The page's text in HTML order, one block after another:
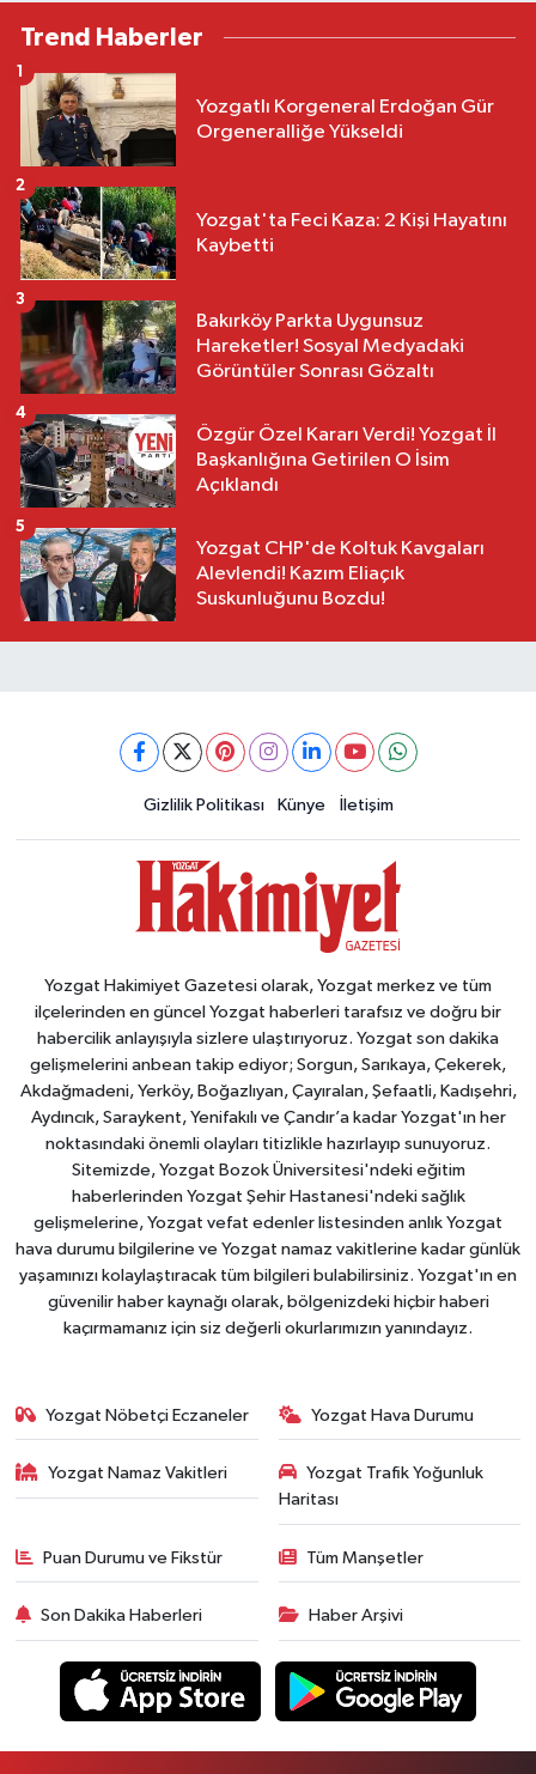
Trend Haberler
Yozgatlı Korgeneral Erdoğan Gür
Orgeneralliğe Yükseldi
1
Yozgat'ta Feci Kaza: 2 Kişi Hayatını
Kaybetti
2
Bakırköy Parkta Uygunsuz
Hareketler! Sosyal Medyadaki
Görüntüler Sonrası Gözaltı
3
Özgür Özel Kararı Verdi! Yozgat İl
Başkanlığına Getirilen O İsim
Açıklandı
4
Yozgat CHP'de Koltuk Kavgaları
Alevlendi! Kazım Eliaçık
Suskunluğunu Bozdu!
5
Gizlilik Politikası Künye İletişim
Yozgat Hakimiyet Gazetesi olarak, Yozgat merkez ve tüm
ilçelerinden en güncel Yozgat haberleri tarafsız ve doğru bir
habercilik anlayışıyla sizlere ulaştırıyoruz. Yozgat son dakika
gelişmelerini anbean takip ediyor; Sorgun, Sarıkaya, Çekerek,
Akdağmadeni, Yerköy, Boğazlıyan, Çayıralan, Şefaatli, Kadışehri,
Aydıncık, Saraykent, Yenifakılı ve Çandır’a kadar Yozgat'ın her
noktasındaki önemli olayları titizlikle hazırlayıp sunuyoruz.
Sitemizde, Yozgat Bozok Üniversitesi'ndeki eğitim
haberlerinden Yozgat Şehir Hastanesi'ndeki sağlık
gelişmelerine, Yozgat vefat edenler listesinden anlık Yozgat
hava durumu bilgilerine ve Yozgat namaz vakitlerine kadar günlük
yaşamınızı kolaylaştıracak tüm bilgileri bulabilirsiniz. Yozgat'ın en
güvenilir haber kaynağı olarak, bölgenizdeki hiçbir haberi
kaçırmamanız için siz değerli okurlarımızın yanındayız.
Yozgat Nöbetçi Eczaneler Yozgat Hava Durumu
Yozgat Namaz Vakitleri
Yozgat Trafik Yoğunluk
Haritası
Puan Durumu ve Fikstür Tüm Manşetler
Son Dakika Haberleri Haber Arşivi